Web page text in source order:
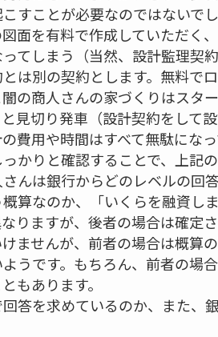
すことが必要なのではないでし
面を有料で作成していただく
てしまう（当然、設計監理契
は別の契約とします。無料で
の商人さんの家づくりはスタ
見切り発車（設計契約をして
費用や時間はすべて無駄にな
かりと確認することで、上記
んは銀行からどのレベルの回
算なのか、「いくらを融資し
りますが、後者の場合は確定
ませんが、前者の場合は概算
うです。もちろん、前者の場
もあります。
答を求めているのか、また、